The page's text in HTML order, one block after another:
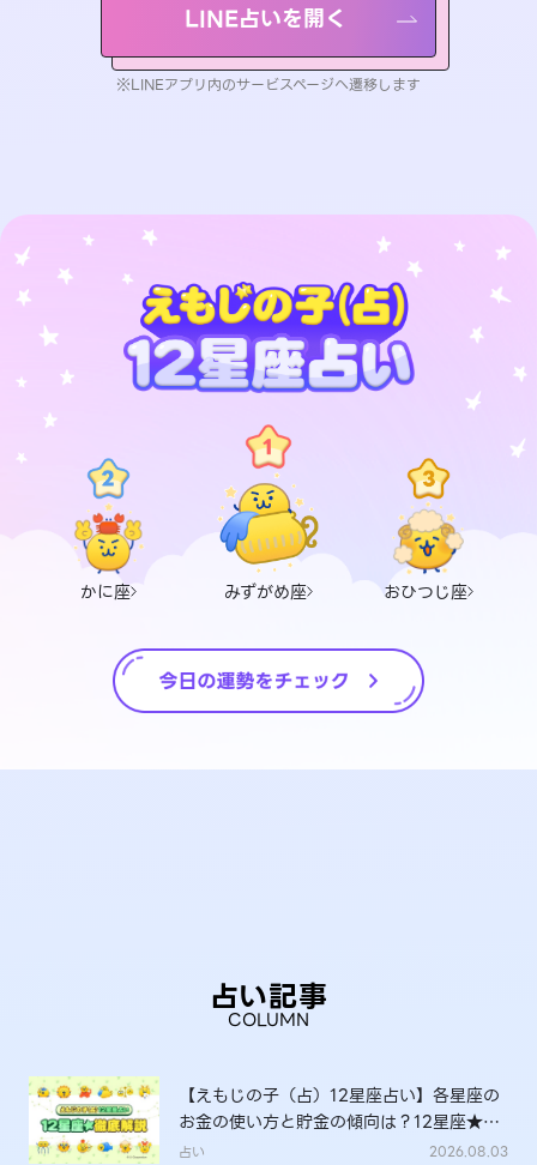
LINE占いを開く
※LINEアプリ内のサービスページへ遷移します
かに座 みずがめ座 おひつじ座
占い記事
COLUMN
【えもじの子（占）12星座占い】各星座の
お金の使い方と貯金の傾向は？12星座★徹
底解説
占い 2026.08.03